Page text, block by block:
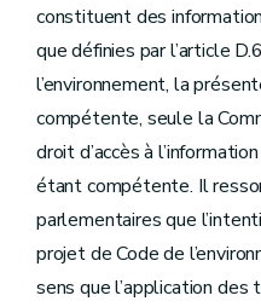
constituent des
que définies par l’article
l’environnement, la
compétente, seule la
droit d’accès à
étant compétente. Il
parlementaires que
projet de Code de
sens que l’application